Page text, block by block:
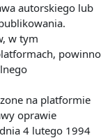
autorskiego lub
w tym
powinno
na platformie
oprawie
4 lutego 1994